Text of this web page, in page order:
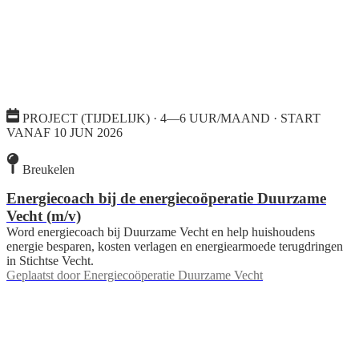
PROJECT (TIJDELIJK) · 4—6 UUR/MAAND · START
VANAF 10 JUN 2026
Breukelen
Energiecoach bij de energiecoöperatie Duurzame
Vecht (m/v)
Word energiecoach bij Duurzame Vecht en help huishoudens
energie besparen, kosten verlagen en energiearmoede terugdringen
in Stichtse Vecht.
Geplaatst door Energiecoöperatie Duurzame Vecht